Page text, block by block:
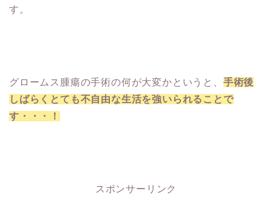
す。
グロームス腫瘍の手術の何が大変かというと、 手術後
しばらくとても不自由な生活を強いられることで
す・・・！
スポンサーリンク